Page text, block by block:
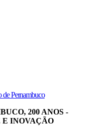
de Pernambuco
200 ANOS -
INOVAÇÃO